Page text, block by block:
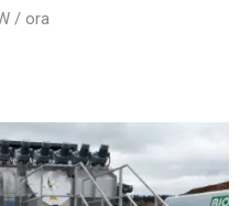
/ ora